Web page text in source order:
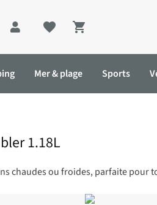
Shopping cart
Mer & plage Sports
1.18L
chaudes ou froides, parfaite pour